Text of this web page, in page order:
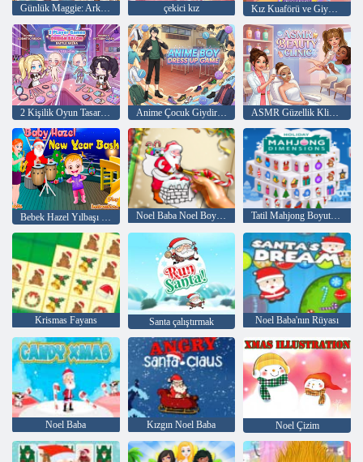
Günlük Maggie: Arkadaşlık Değişimi çekici kız Kız Kuaförü ve Giydirme
2 Kişilik Oyun Tasarım Salonu Anime Çocuk Giydirme Oyunu ASMR Güzellik Kliniği
Noel Baba Noel Boyama Tatil Mahjong Boyutları
Krismas Fayans Santa çalıştırmak Noel Baba'nın Rüyası
Noel Baba Kızgın Noel Baba Noel Çizim